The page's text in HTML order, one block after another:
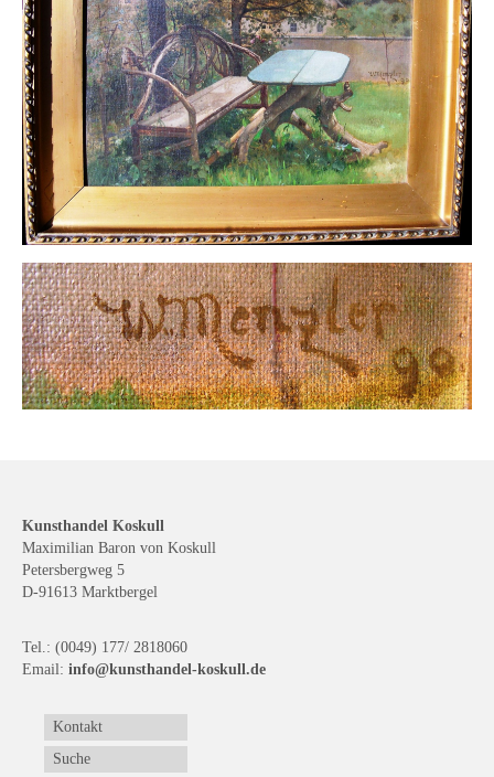
Themenflyer: Sehnsucht Süden
Themenflyer: Walter Becker
Themenflyer: Richild Holt
Themenflyer: Ernst Geitlinger
Themenflyer: Michel Wagner
Weitere Themenflyer
Buchempfehlungen
Richild Holt – Farbe und Linie
Theodor Zeller (1900-1986) Maler und
Suche
Über Uns
Kontakt
Über Uns
Kunsthandel Koskull
Maximilian Baron von Koskull
Petersbergweg 5
D-91613 Marktbergel
Tel.: (0049) 177/ 2818060
Email: info@kunsthandel-koskull.de
Kontakt
Suche